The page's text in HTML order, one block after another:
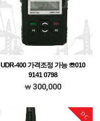
UDR-400 가격조정 가능 ☏010
9141 0798
가격조정가능 문의주세요
300,000
DC